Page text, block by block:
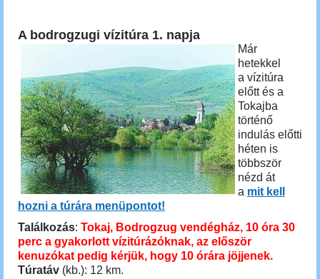
A bodrogzugi vízitúra 1. napja
Már
hetekkel
a vízitúra
előtt és a
Tokajba
történő
indulás előtti
héten is
többször
nézd át
a mit kell
hozni a túrára menüpontot!
Találkozás: Tokaj, Bodrogzug vendégház, 10 óra 30
perc a gyakorlott vízitúrázóknak, az először
kenuzókat pedig kérjük, hogy 10 órára jöjjenek.
Túratáv (kb.): 12 km.